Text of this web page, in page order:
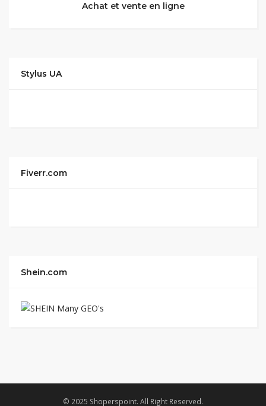
Achat et vente en ligne
Stylus UA
Fiverr.com
Shein.com
© 2025 Shoperspoint. All Right Reserved.